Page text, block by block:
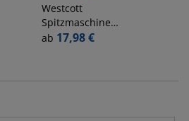
Westcott
Spitzmaschine
IPont ClassicAct
ab 17,98 €